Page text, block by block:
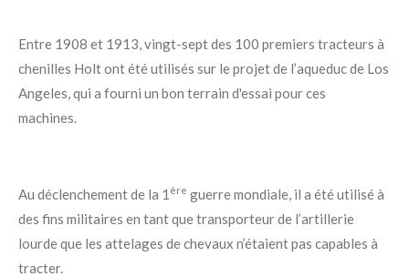
Entre 1908 et 1913, vingt-sept des 100 premiers tracteurs à
chenilles Holt ont été utilisés sur le projet de l’aqueduc de Los
Angeles, qui a fourni un bon terrain d'essai pour ces
machines.
Au déclenchement de la 1 ère guerre mondiale, il a été utilisé à
des fins militaires en tant que transporteur de l’artillerie
lourde que les attelages de chevaux n’étaient pas capables à
tracter.